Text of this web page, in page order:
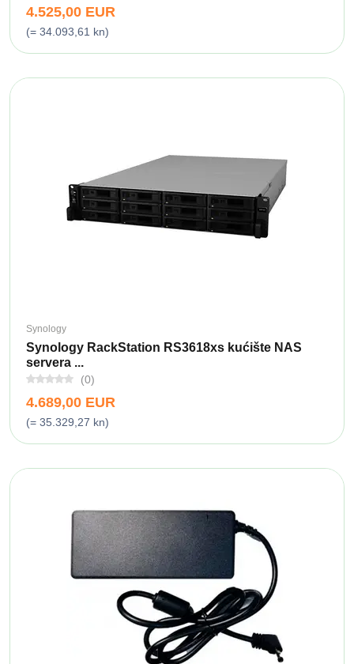
4.525,00 EUR
(= 34.093,61 kn)
Synology
Synology RackStation RS3618xs kućište NAS
servera ...
(0)
4.689,00 EUR
(= 35.329,27 kn)